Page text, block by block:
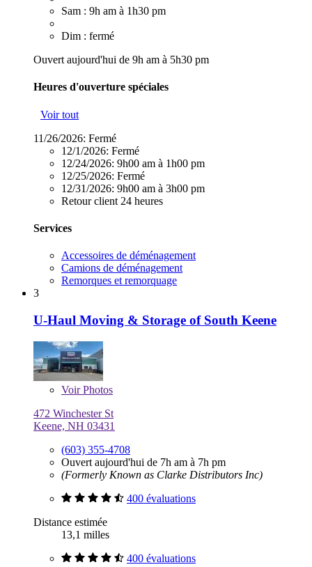
Sam : 9h am à 1h30 pm
Dim : fermé
Ouvert aujourd'hui de 9h am à 5h30 pm
Heures d'ouverture spéciales
Voir tout
11/26/2026: Fermé
12/1/2026: Fermé
12/24/2026: 9h00 am à 1h00 pm
12/25/2026: Fermé
12/31/2026: 9h00 am à 3h00 pm
Retour client 24 heures
Services
Accessoires de déménagement
Camions de déménagement
Remorques et remorquage
3
U-Haul Moving & Storage of South Keene
VoirPhotos
472 Winchester St
Keene, NH 03431
(603) 355-4708
Ouvert aujourd'hui de 7h am à 7h pm
(Formerly Known as Clarke Distributors Inc)
400 évaluations
Distance estimée
13,1 milles
400 évaluations